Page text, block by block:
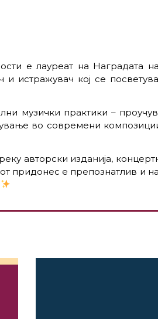
е лауреат на Наградата
истражувач кој се
музички практики –
во современи
авторски изданија,
придонес е препознатлив и